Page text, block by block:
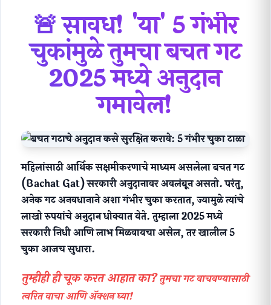
🚨 सावध! 'या' 5गंभीर
चुकांमुळेतुमचा बचत गट
2025 मध्ये अनुदान
गमावेल!
महिलांसाठी आर्थिक सक्षमीकरणाचे माध्यम असलेला बचत गट
(Bachat Gat) सरकारी अनुदानावर अवलंबून असतो. परंतु,
अनेक गट अनवधानाने अशागंभीर चुकाकरतात, ज्यामुळे त्यांचे
लाखो रुपयांचे अनुदान धोक्यात येते. तुम्हाला 2025 मध्ये
सरकारी निधी आणि लाभ मिळवायचा असेल, तर खालील 5
चुका आजच सुधारा.
तुम्हीही ही चूक करत आहात का?तुमचा गट वाचवण्यासाठी
त्वरित वाचा आणि ॲक्शन घ्या!